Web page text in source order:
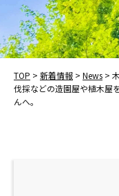
TOP > 新着情報 > News >
伐採などの造園屋や植木屋
んへ。